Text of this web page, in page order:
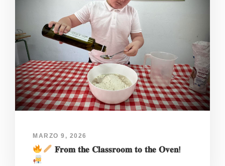
MARZO 9, 2026
𝐅𝐫𝐨𝐦 𝐭𝐡𝐞 𝐂𝐥𝐚𝐬𝐬𝐫𝐨𝐨𝐦 𝐭𝐨 𝐭𝐡𝐞 𝐎𝐯𝐞𝐧!